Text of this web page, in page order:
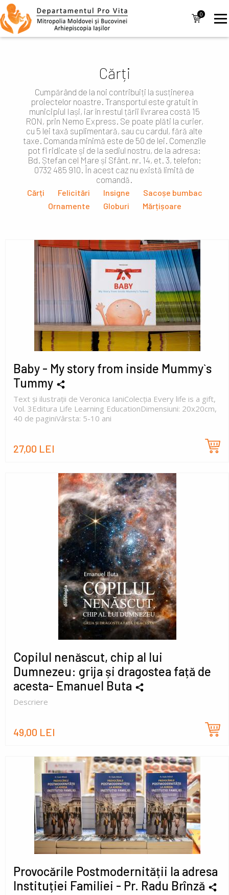
Mergi la conţinutul principal
0
items
Navigare
principală
Cărți
Cumpărând de la noi contribuiți la susținerea
proiectelor noastre. Transportul este gratuit în
municipiul Iași, iar în restul țării livrarea costă 15
RON, prin Nemo Express. Se poate plăti la curier,
cu 5 lei taxă suplimentară, sau cu cardul, fără alte
taxe. Comanda minimă este de 50 de lei. Comenzile
pot fi ridicate și de la sediul nostru, de la adresa:
Bd. Ștefan cel Mare și Sfânt, nr. 14, et. 3, telefon:
0732 485 910. În acest caz nu există limită de
comandă.
Cărți Felicitări Insigne
Sacoșe bumbac
Ornamente
Globuri Mărțișoare
Baby - My story from inside Mummy`s
Tummy
Text și ilustrații de Veronica IaniColecția Every life is a gift,
Vol. 3Editura Life Learning EducationDimensiuni: 20x20cm,
40 de paginiVârsta: 5-10 ani
27,00 LEI
Copilul nenăscut, chip al lui
Dumnezeu: grija și dragostea față de
acesta- Emanuel Buta
Descriere
49,00 LEI
Provocările Postmodernității la adresa
Instituției Familiei - Pr. Radu Brînză